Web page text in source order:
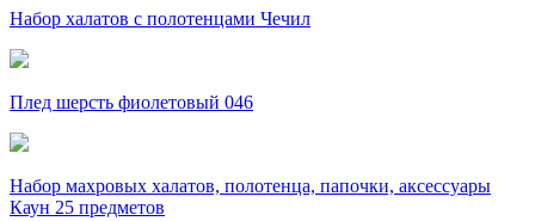
Набор халатов с полотенцами Чечил
Плед шерсть фиолетовый 046
Набор махровых халатов, полотенца, папочки, аксессуары
Каун 25 предметов